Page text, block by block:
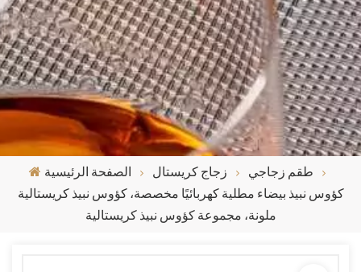
الصفحة الرئيسية زجاج كريستال
طقم زجاجي
كؤوس نبيذ بيضاء مطلية كهربائيًا مخصصة، كؤوس نبيذ كريستالية
ملونة، مجموعة كؤوس نبيذ كريستالية